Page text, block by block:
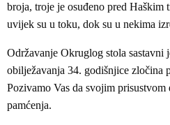
broja, troje je osuđeno pred
uvijek su u toku, dok su u nekima
Održavanje Okruglog stola sastavni
obilježavanja 34. godišnjice zločina
Pozivamo Vas da svojim
pamćenja.